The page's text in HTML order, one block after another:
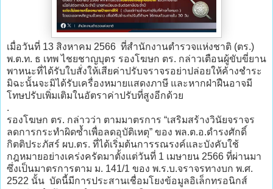
เมื่อวันที่ 13 สิงหาคม 2566 ที่สำนักงานตำรวจแห่งชาติ (ตร.)
พ.ต.ท. ธ เทพ ไชยชาญบุตร รองโฆษก ตร. กล่าวเตือนผู้ขับขี่ยาน
พาหนะที่ได้รับใบสั่งให้เสียค่าปรับจราจรอย่าปล่อยให้ค้างชำระ
มิฉะนั้นจะมิได้รับเครื่องหมายแสดงภาษี และหากฝ่าฝืนอาจมี
โทษปรับเพิ่มเติมในอัตราค่าปรับที่สูงอีกด้วย
.
รองโฆษก ตร. กล่าวว่า ตามมาตรการ “เสริมสร้างวินัยจราจร
ลดการกระทำผิดซ้ำเพื่อลดอุบัติเหตุ” ของ พล.ต.อ.ดำรงศักดิ์
กิตติประภัสร์ ผบ.ตร. ที่ได้เริ่มต้นการรณรงค์และบังคับใช้
กฎหมายอย่างเคร่งครัดมาตั้งแต่วันที่ 1 เมษายน 2566 ที่ผ่านมา
ซึ่งเป็นมาตรการตาม ม. 141/1 ของ พ.ร.บ.จราจรทางบก พ.ศ.
2522 นั้น บัดนี้มีการประสานเชื่อมโยงข้อมูลอิเล็กทรอนิกส์